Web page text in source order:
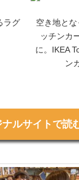
ラグ
空き地と
ッチンカ
に。IKEA
ン
ナルサイトで読